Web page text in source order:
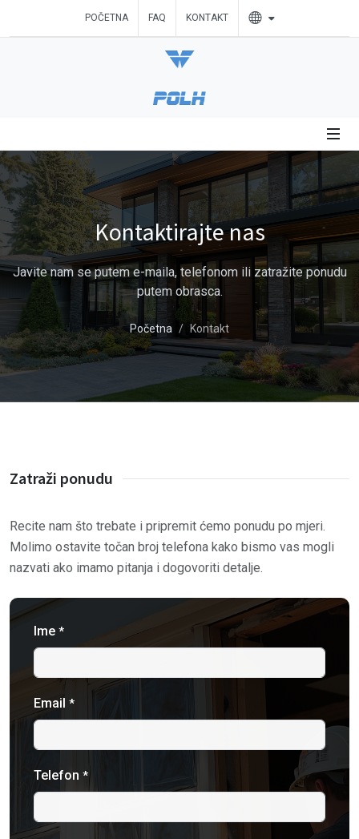
POČETNA FAQ KONTAKT
Kontaktirajte nas
Javite nam se putem e-maila, telefonom ili zatražite ponudu
putem obrasca.
Početna Kontakt
Zatraži ponudu
Recite nam što trebate i pripremit ćemo ponudu po mjeri.
Molimo ostavite točan broj telefona kako bismo vas mogli
nazvati ako imamo pitanja i dogovoriti detalje.
Ime *
Email *
Telefon *